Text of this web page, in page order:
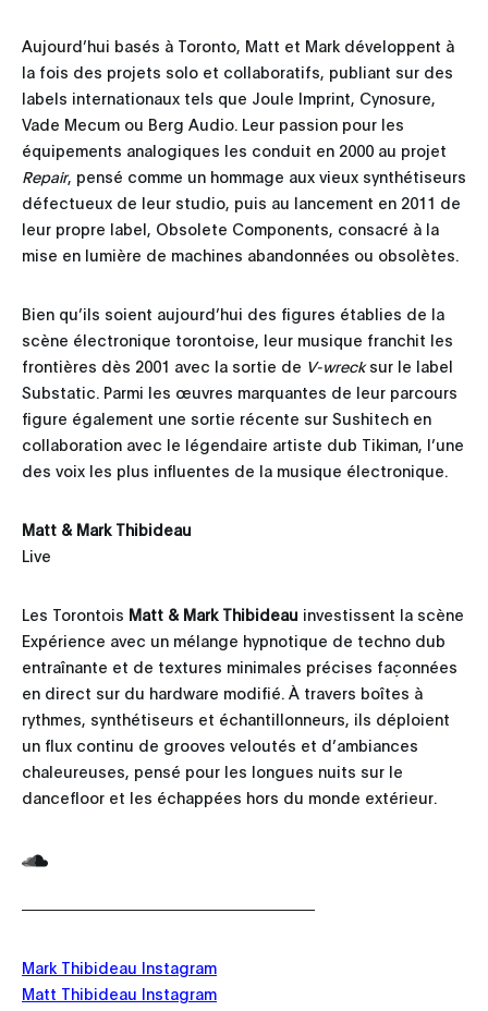
Aujourd’hui basés à Toronto, Matt et Mark développent à
la fois des projets solo et collaboratifs, publiant sur des
labels internationaux tels que Joule Imprint, Cynosure,
Vade Mecum ou Berg Audio. Leur passion pour les
équipements analogiques les conduit en 2000 au projet
Repair, pensé comme un hommage aux vieux synthétiseurs
défectueux de leur studio, puis au lancement en 2011 de
leur propre label, Obsolete Components, consacré à la
mise en lumière de machines abandonnées ou obsolètes.
Bien qu’ils soient aujourd’hui des figures établies de la
scène électronique torontoise, leur musique franchit les
frontières dès 2001 avec la sortie de V-wrecksur le label
Substatic. Parmi les œuvres marquantes de leur parcours
figure également une sortie récente sur Sushitech en
collaboration avec le légendaire artiste dub Tikiman, l’une
des voix les plus influentes de la musique électronique.
Matt & Mark Thibideau
Live
Les Torontois Matt & Mark Thibideau investissent la scène
Expérience avec un mélange hypnotique de techno dub
entraînante et de textures minimales précises façonnées
en direct sur du hardware modifié. À travers boîtes à
rythmes, synthétiseurs et échantillonneurs, ils déploient
un flux continu de grooves veloutés et d’ambiances
chaleureuses, pensé pour les longues nuits sur le
dancefloor et les échappées hors du monde extérieur.
Mark Thibideau Instagram
Matt Thibideau Instagram